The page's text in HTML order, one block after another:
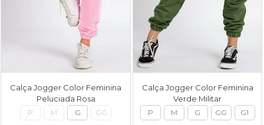
Calça Jogger Color Feminina
Peluciada Rosa
P M G GG
Calça Jogger Color Feminina
Verde Militar
P M G GG G1